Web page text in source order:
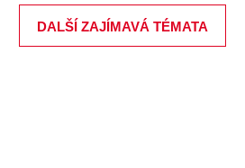
DALŠÍ ZAJÍMAVÁ TÉMATA